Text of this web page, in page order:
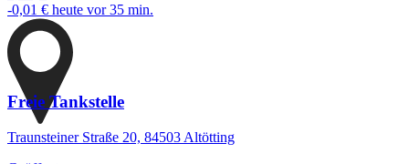
-0,01 € heute vor 35 min.
Freie Tankstelle
Traunsteiner Straße 20, 84503 Altötting